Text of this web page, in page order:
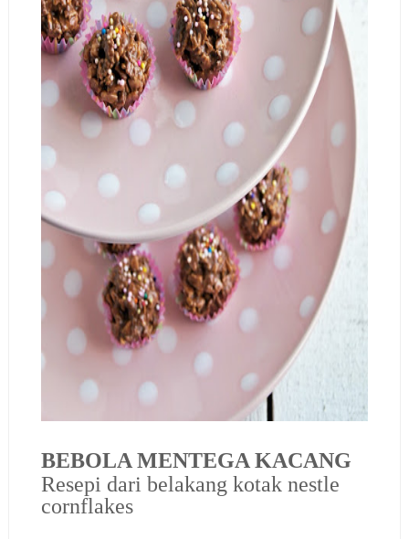
BEBOLA MENTEGA KACANG
Resepi dari belakang kotak nestle
cornflakes